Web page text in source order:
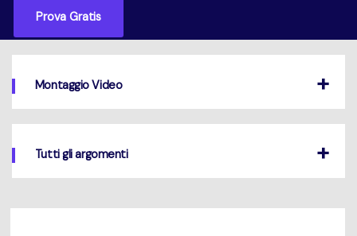
AniSmall per Desktop
AniSmall per iOS
Comprimere
Convertire MP4
Masterizzare
Informazioni di più
Centro di Supporto
Tutte le informazioni di cui hai bisogno per aiutarti a
utilizzare UniConverter.
Specifiche Tecniche
Novità
ACQUISTA ORA
Prova Gratis
Montaggio Video
Tutti gli argomenti